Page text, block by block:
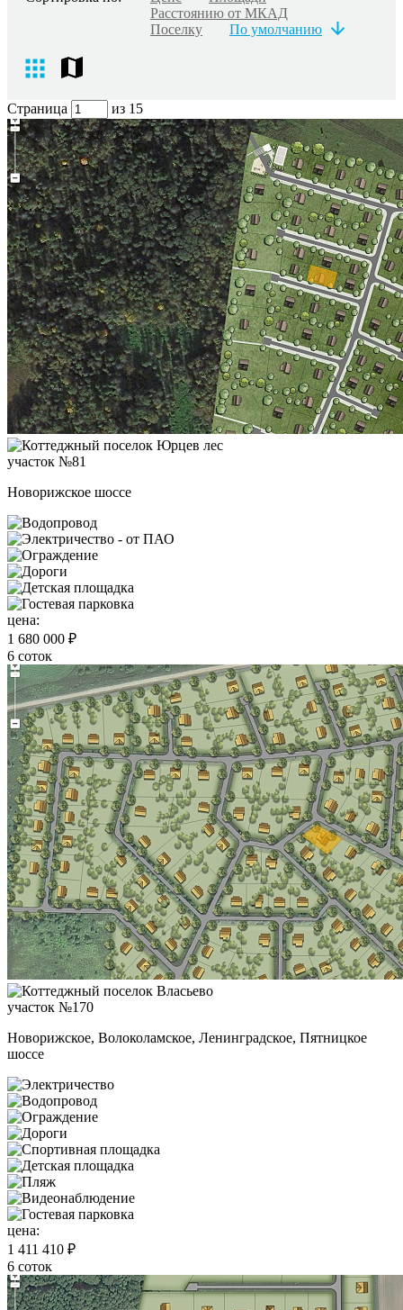
Расстоянию от МКАД
Поселку
По умолчанию
Страница из 15
участок №81
Новорижское шоссе
цена:
1 680 000 ₽
6 соток
участок №170
Новорижское, Волоколамское, Ленинградское, Пятницкое
шоссе
цена:
1 411 410 ₽
6 соток